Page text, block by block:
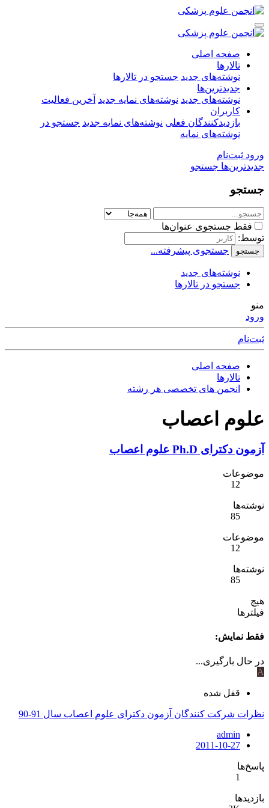
صفحه اصلی
تالارها
نوشته‌های جدید جستجو در تالارها
جدیدترین‌ها
نوشته‌های جدید نوشته‌های نمایه جدید آخرین فعالیت
کاربران
بازدیدکنندگان فعلی نوشته‌های نمایه جدید جستجو در
نوشته‌های نمایه
ورود ثبت‌نام
جدیدترین‌ها جستجو
جستجو
فقط جستجوی عنوان‌ها
توسط:
جستجو جستجوی پیشرفته...
نوشته‌های جدید
جستجو در تالارها
منو
ورود
ثبت‌نام
صفحه اصلی
تالارها
انجمن های تخصصی هر رشته
علوم اعصاب
آزمون دکترای Ph.D علوم اعصاب
موضوعات
12
نوشته‌ها
85
موضوعات
12
نوشته‌ها
85
هیچ
فیلترها
فقط نمایش:
در حال بارگیری...
A
قفل شده
نظرات شرکت کنندگان آزمون دکترای علوم اعصاب سال 91-90
admin
2011-10-27
پاسخ‌ها
1
بازدیدها